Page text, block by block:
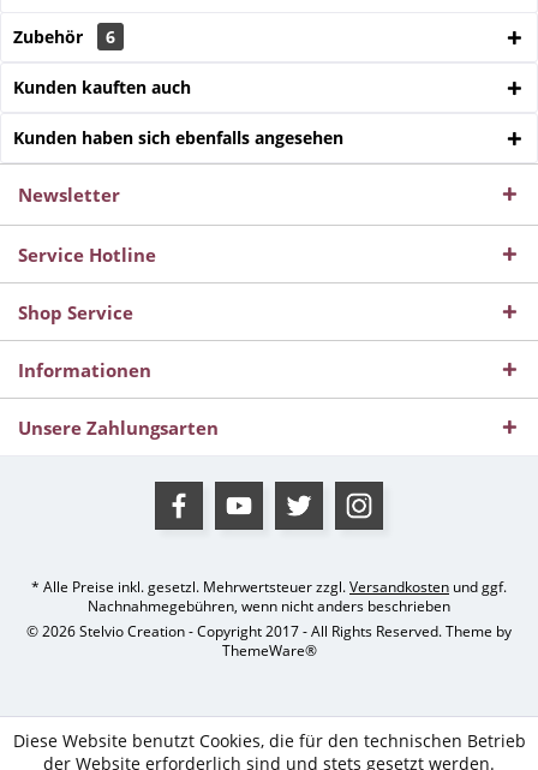
Zubehör 6
Kunden kauften auch
Kunden haben sich ebenfalls angesehen
Newsletter
Service Hotline
Shop Service
Informationen
Unsere Zahlungsarten
* Alle Preise inkl. gesetzl. Mehrwertsteuer zzgl.Versandkosten und ggf.
Nachnahmegebühren, wenn nicht anders beschrieben
© 2026 Stelvio Creation - Copyright 2017 - All Rights Reserved. Theme by
ThemeWare®
Diese Website benutzt Cookies, die für den technischen Betrieb
der Website erforderlich sind und stets gesetzt werden.